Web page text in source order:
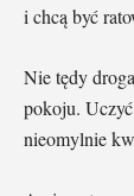
i chcą być
Nie tędy
pokoju.
nieomylnie